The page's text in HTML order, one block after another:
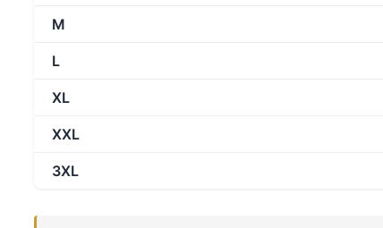
M
L
XL
XXL
3XL